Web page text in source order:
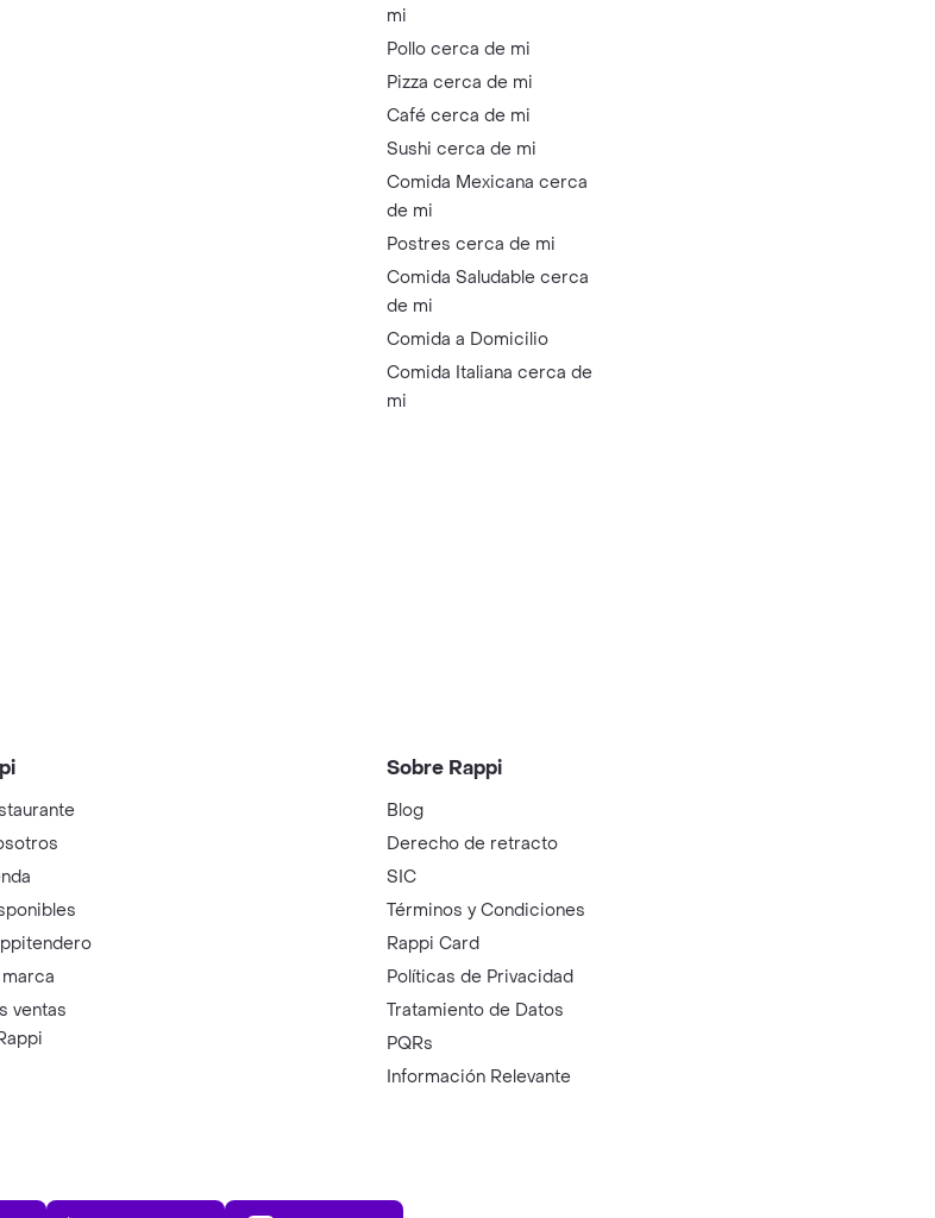
mi
Pollo cerca de mi
Pizza cerca de mi
Café cerca de mi
Sushi cerca de mi
Comida Mexicana cerca
de mi
Postres cerca de mi
Comida Saludable cerca
de mi
Comida a Domicilio
Comida Italiana cerca de
mi
ventas
Sobre Rappi
Blog
Derecho de retracto
SIC
Términos y Condiciones
Rappi Card
Políticas de Privacidad
Tratamiento de Datos
PQRs
Información Relevante
Store Play Store AppGallery